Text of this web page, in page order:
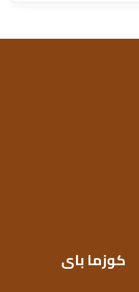
كوزما باى